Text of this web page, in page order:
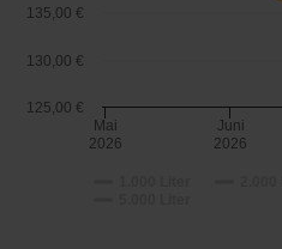
Mai
2026
Juni
2026
125,00 €
130,00 €
135,00 €